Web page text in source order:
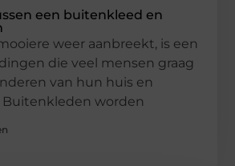
een buitenkleed en
weer aanbreekt, is een
die veel mensen graag
van hun huis en
worden